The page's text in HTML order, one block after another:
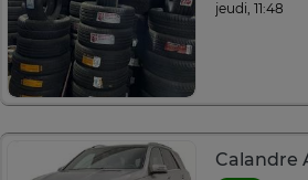
jeudi, 11:48